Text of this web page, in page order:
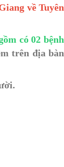
về Tuyên
có 02 bệnh
trên địa bàn